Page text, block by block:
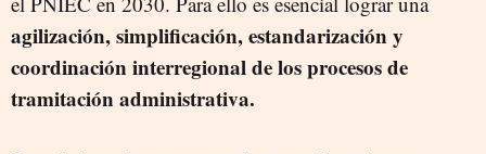
agilización, simplificación, estandarización y
coordinación interregional de los procesos de
tramitación administrativa.